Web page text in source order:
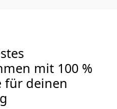
mit 100 %
für deinen